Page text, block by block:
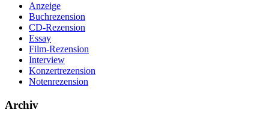
Anzeige
Buchrezension
CD-Rezension
Essay
Film-Rezension
Interview
Konzertrezension
Notenrezension
Archiv